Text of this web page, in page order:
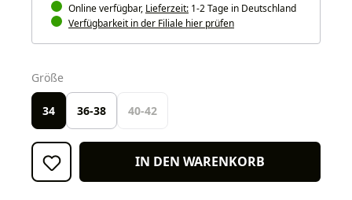
Online verfügbar, Lieferzeit: 1-2 Tage in Deutschland
Verfügbarkeit in der Filiale hier prüfen
Größe
34 36-38 40-42
IN DEN WARENKORB